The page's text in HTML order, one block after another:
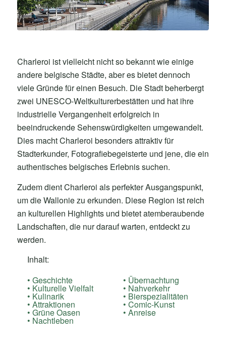
Charleroi ist vielleicht nicht so bekannt wie einige
andere belgische Städte, aber es bietet dennoch
viele Gründe für einen Besuch. Die Stadt beherbergt
zwei UNESCO-Weltkulturerbestätten und hat ihre
industrielle Vergangenheit erfolgreich in
beeindruckende Sehenswürdigkeiten umgewandelt.
Dies macht Charleroi besonders attraktiv für
Stadterkunder, Fotografiebegeisterte und jene, die ein
authentisches belgisches Erlebnis suchen.
Zudem dient Charleroi als perfekter Ausgangspunkt,
um die Wallonie zu erkunden. Diese Region ist reich
an kulturellen Highlights und bietet atemberaubende
Landschaften, die nur darauf warten, entdeckt zu
werden.
Inhalt:
Geschichte
Kulturelle Vielfalt
Kulinarik
Attraktionen
Grüne Oasen
Nachtleben
Übernachtung
Nahverkehr
Bierspezialitäten
Comic-Kunst
Anreise